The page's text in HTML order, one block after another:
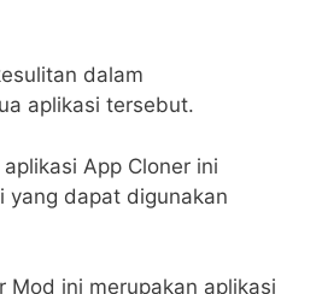
dalam
aplikasi tersebut.
App Cloner ini
yang dapat digunakan
Mod ini merupakan aplikasi